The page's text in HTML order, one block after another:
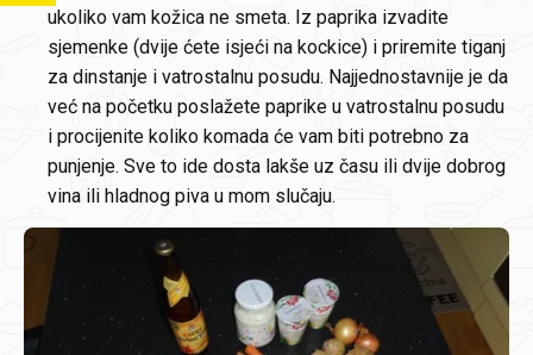
ukoliko vam kožica ne smeta. Iz paprika izvadite
sjemenke (dvije ćete isjeći na kockice) i priremite tiganj
za dinstanje i vatrostalnu posudu. Najjednostavnije je da
već na početku poslažete paprike u vatrostalnu posudu
i procijenite koliko komada će vam biti potrebno za
punjenje. Sve to ide dosta lakše uz času ili dvije dobrog
vina ili hladnog piva u mom slučaju.